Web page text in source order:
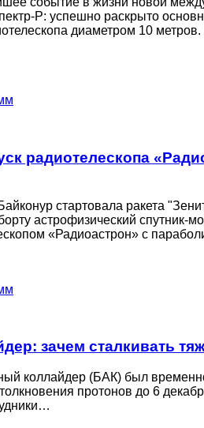
Р: успешно раскрыто
диаметром 10
радиотелескопа
стартовала ракета
астрофизический спутник-
«Радиоастрон» с
зачем сталкивать
коллайдер (БАК) был
протонов до 6